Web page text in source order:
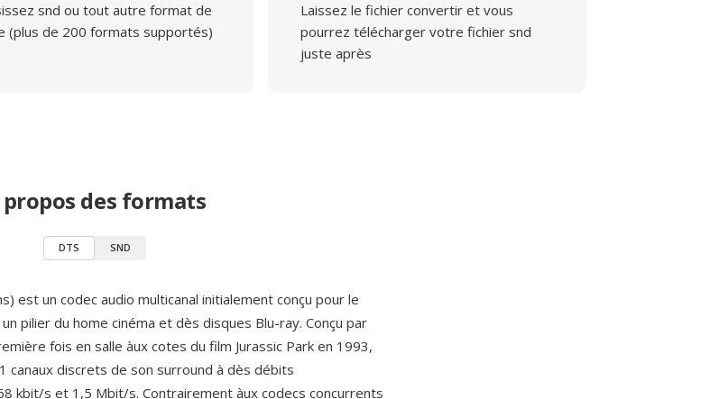
snd ou tout autre format de
(plus de 200 formats supportés)
Laissez le fichier convertir et vous
pourrez télécharger votre fichier snd
juste après
propos des formats
DTS SND
est un codec audio multicanal initialement conçu pour le
pilier du home cinéma et dès disques Blu-ray. Conçu par
fois en salle àux cotes du film Jurassic Park en 1993,
canaux discrets de son surround à dès débits
kbit/s et 1,5 Mbit/s. Contrairement àux codecs concurrents